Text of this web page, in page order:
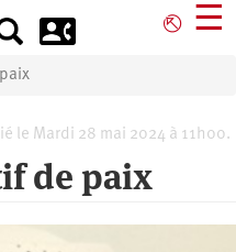
⎋ ☰
le Mardi 28 mai 2024 à 11h00.
de paix